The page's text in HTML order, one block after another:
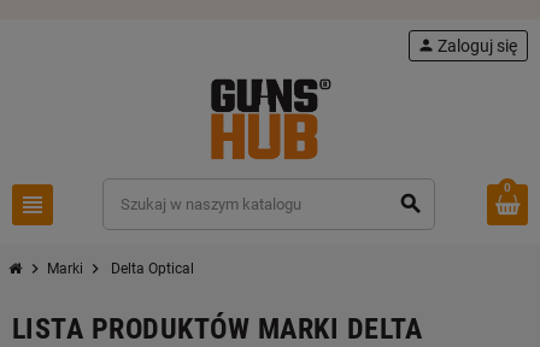
view_headline search
person Zaloguj się
0
chevron_right Marki chevron_right Delta Optical
LISTA PRODUKTÓW MARKI DELTA